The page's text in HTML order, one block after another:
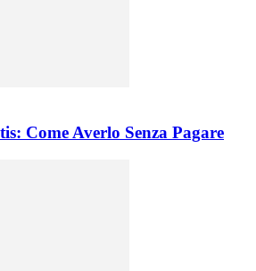
Come Averlo Senza Pagare